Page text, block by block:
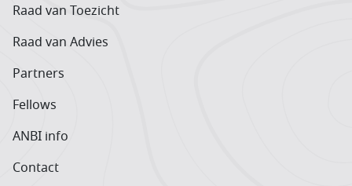
Raad van Toezicht
Raad van Advies
Partners
Fellows
ANBI info
Contact